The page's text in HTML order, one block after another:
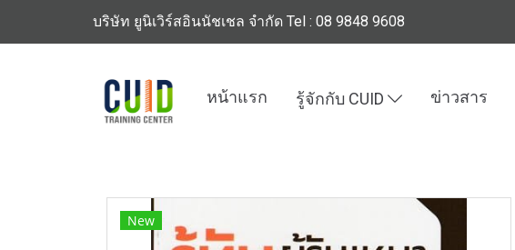
บริษัท ยูนิเวิร์สอินนัชเชล จำกัด Tel : 08 9848 9608
หน้าแรก รู้จักกับ CUID ข่าวสาร
New